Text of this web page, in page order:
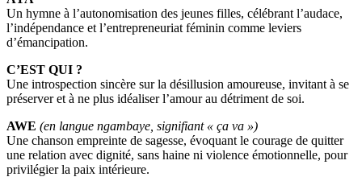
Un hymne à l’autonomisation des jeunes filles, célébrant l’audace,
l’indépendance et l’entrepreneuriat féminin comme leviers
d’émancipation.
C’EST QUI ?
Une introspection sincère sur la désillusion amoureuse, invitant à se
préserver et à ne plus idéaliser l’amour au détriment de soi.
AWE (en langue ngambaye, signifiant « ça va »)
Une chanson empreinte de sagesse, évoquant le courage de quitter
une relation avec dignité, sans haine ni violence émotionnelle, pour
privilégier la paix intérieure.